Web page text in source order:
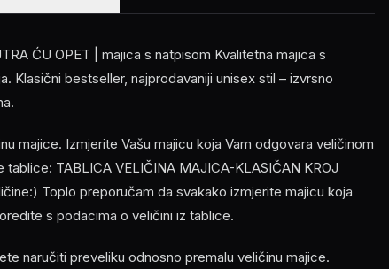
ĆU OPET | majica s natpisom Kvalitetna majica s
Klasični bestseller, najprodavaniji unisex stil – izvrsno
majice. Izmjerite Vašu majicu koja Vam odgovara veličinom
TABLICA VELIČINA MAJICA-KLASIČAN KROJ
Toplo preporučam da svakako izmjerite majicu koja
s podacima o veličini iz tablice.
naručiti preveliku odnosno premalu veličinu majice.